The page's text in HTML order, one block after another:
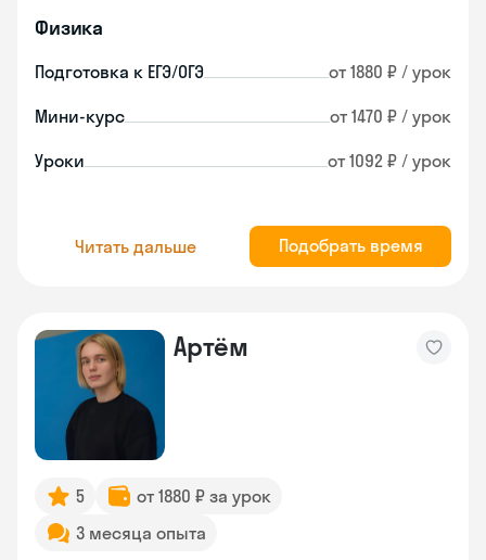
Физика
Подготовка к ЕГЭ/ОГЭ от 1880 ₽ / урок
Мини-курс от 1470 ₽ / урок
Уроки от 1092 ₽ / урок
Читать дальше Подобрать время
Артём
5
от 1880 ₽ за урок
3 месяца опыта